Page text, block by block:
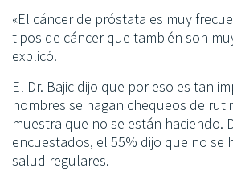
«El cáncer de próstata es muy
tipos de cáncer que también son
explicó.
El Dr. Bajic dijo que por eso es tan
hombres se hagan chequeos de
muestra que no se están haciendo.
encuestados, el 55% dijo que no se
salud regulares.